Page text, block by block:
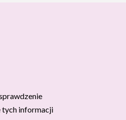
tych informacji